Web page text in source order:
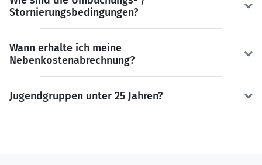
Stornierungsbedingungen?
Wann erhalte ich meine
Nebenkostenabrechnung?
Jugendgruppen unter 25 Jahren?